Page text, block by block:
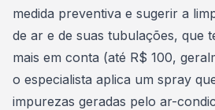
medida preventiva e sugerir a
de ar e de suas tubulações, que
mais em conta (até R$ 100,
o especialista aplica um spray
impurezas geradas pelo ar-